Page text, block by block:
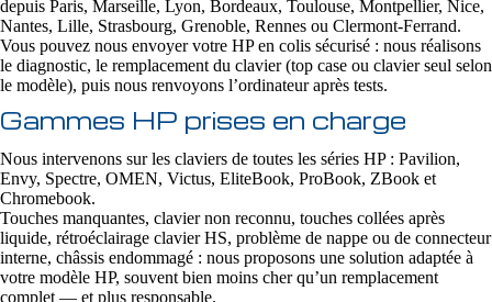
depuis Paris, Marseille, Lyon, Bordeaux, Toulouse, Montpellier, Nice,
Nantes, Lille, Strasbourg, Grenoble, Rennes ou Clermont-Ferrand.
Vous pouvez nous envoyer votre HP en colis sécurisé : nous réalisons
le diagnostic, le remplacement du clavier (top case ou clavier seul selon
le modèle), puis nous renvoyons l’ordinateur après tests.
Gammes HP prises en charge
Nous intervenons sur les claviers de toutes les séries HP : Pavilion,
Envy, Spectre, OMEN, Victus, EliteBook, ProBook, ZBook et
Chromebook.
Touches manquantes, clavier non reconnu, touches collées après
liquide, rétroéclairage clavier HS, problème de nappe ou de connecteur
interne, châssis endommagé : nous proposons une solution adaptée à
votre modèle HP, souvent bien moins cher qu’un remplacement
complet — et plus responsable.